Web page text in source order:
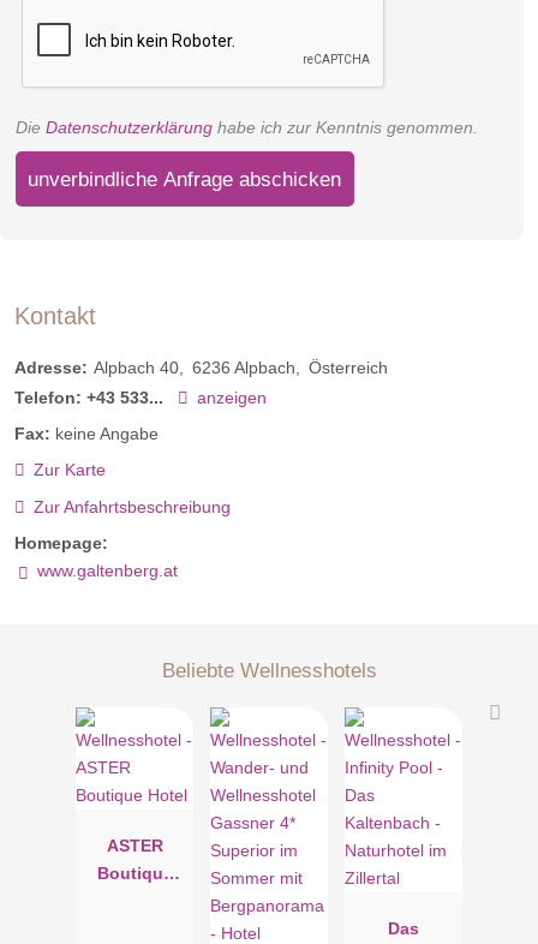
Die Datenschutzerklärung habe ich zur Kenntnis genommen.
unverbindliche Anfrage abschicken
Kontakt
Adresse: Alpbach 40 6236 Alpbach
Österreich
Telefon: +43 533...
anzeigen
Fax: keine Angabe
Zur Karte
Zur Anfahrtsbeschreibung
Homepage:
www.galtenberg.at
Beliebte Wellnesshotels
ASTER
Boutique
Das